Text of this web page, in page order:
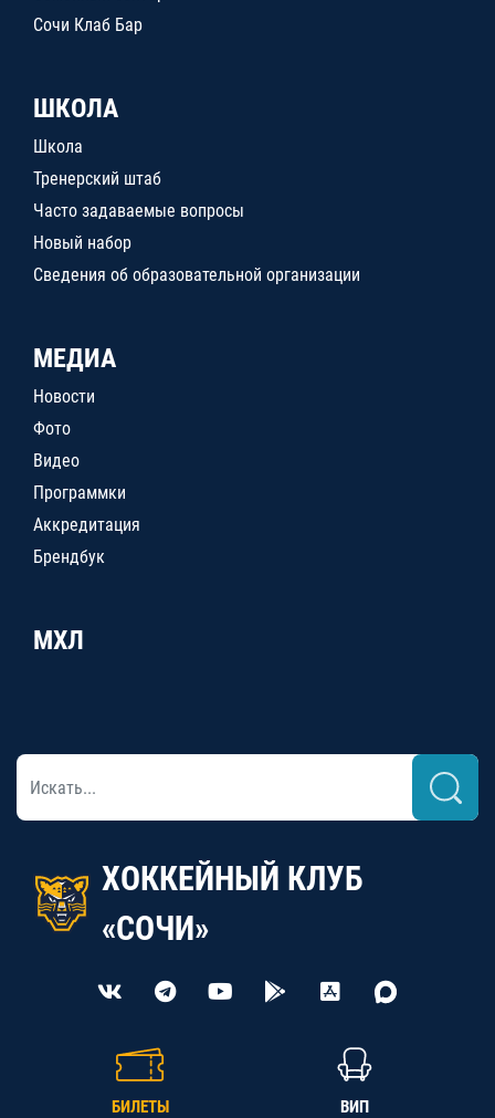
Сочи Клаб Бар
ШКОЛА
Школа
Тренерский штаб
Часто задаваемые вопросы
Новый набор
Сведения об образовательной организации
МЕДИА
Новости
Фото
Видео
Программки
Аккредитация
Брендбук
МХЛ
ХОККЕЙНЫЙ КЛУБ
«СОЧИ»
БИЛЕТЫ ВИП